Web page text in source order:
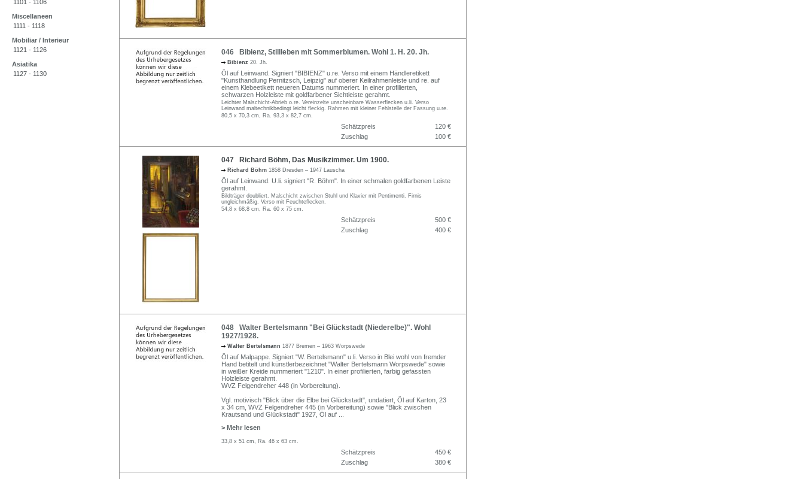
1101 - 1106
Miscellaneen
1111 - 1118
Mobiliar / Interieur
1121 - 1126
Asiatika
1127 - 1130
046 Bibienz, Stillleben mit Sommerblumen. Wohl 1. H. 20. Jh.
Bibienz 20. Jh.
Öl auf Leinwand. Signiert "BIBIENZ" u.re. Verso mit einem Händleretikett
"Kunsthandlung Pernitzsch, Leipzig" auf oberer Keilrahmenleiste und re. auf
einem Klebeetikett neueren Datums nummeriert. In einer profilierten,
schwarzen Holzleiste mit goldfarbener Sichtleiste gerahmt.
Leichter Malschicht-Abrieb o.re. Vereinzelte unscheinbare Wasserflecken u.li. Verso
Leinwand maltechnikbedingt leicht fleckig. Rahmen mit kleiner Fehlstelle der Fassung u.re.
80,5 x 70,3 cm, Ra. 93,3 x 82,7 cm.
Schätzpreis
120 €
Zuschlag
100 €
047 Richard Böhm, Das Musikzimmer. Um 1900.
Richard Böhm 1858 Dresden – 1947 Lauscha
Öl auf Leinwand. U.li. signiert "R. Böhm". In einer schmalen goldfarbenen Leiste
gerahmt.
Bildträger doubliert. Malschicht zwischen Stuhl und Klavier mit Pentimenti. Firnis
ungleichmäßig. Verso mit Feuchteflecken.
54,8 x 68,8 cm, Ra. 60 x 75 cm.
Schätzpreis
500 €
Zuschlag
400 €
048 Walter Bertelsmann "Bei Glückstadt (Niederelbe)". Wohl
1927/1928.
Walter Bertelsmann 1877 Bremen – 1963 Worpswede
Öl auf Malpappe. Signiert "W. Bertelsmann" u.li. Verso in Blei wohl von fremder
Hand betitelt und künstlerbezeichnet "Walter Bertelsmann Worpswede" sowie
in weißer Kreide nummeriert "1210". In einer profilierten, farbig gefassten
Holzleiste gerahmt.
WVZ Felgendreher 448 (in Vorbereitung).
Vgl. motivisch "Blick über die Elbe bei Glückstadt", undatiert, Öl auf Karton, 23
x 34 cm, WVZ Felgendreher 445 (in Vorbereitung) sowie "Blick zwischen
Krautsand und Glückstadt" 1927, Öl auf
> Mehr lesen
33,8 x 51 cm, Ra. 46 x 63 cm.
Schätzpreis
450 €
Zuschlag
380 €